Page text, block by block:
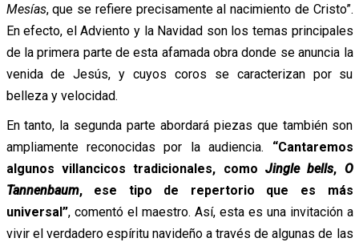
Mesías, que se refiere precisamente al nacimiento de Cristo”.
En efecto, el Adviento y la Navidad son los temas principales
de la primera parte de esta afamada obra donde se anuncia la
venida de Jesús, y cuyos coros se caracterizan por su
belleza y velocidad.
En tanto, la segunda parte abordará piezas que también son
ampliamente reconocidas por la audiencia. “Cantaremos
algunos villancicos tradicionales, como Jingle bells, O
Tannenbaum, ese tipo de repertorio que es más
universal”, comentó el maestro. Así, esta es una invitación a
vivir el verdadero espíritu navideño a través de algunas de las